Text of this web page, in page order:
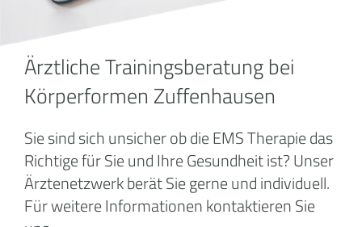
Ärztliche Trainingsberatung bei
Körperformen Zuffenhausen
Sie sind sich unsicher ob die EMS Therapie das
Richtige für Sie und Ihre Gesundheit ist? Unser
Ärztenetzwerk berät Sie gerne und individuell.
Für weitere Informationen kontaktieren Sie